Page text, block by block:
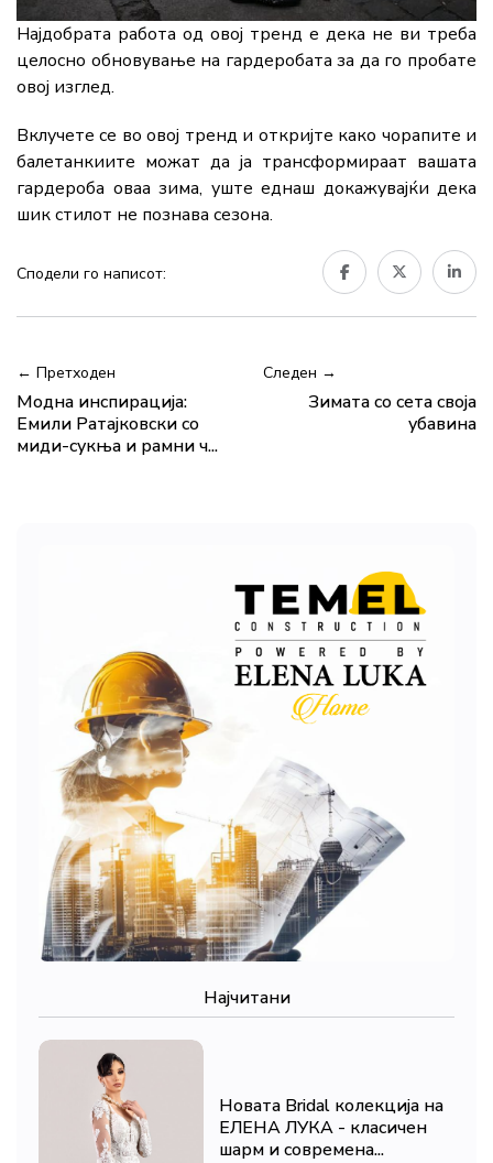
Најдобрата работа од овој тренд е дека не ви треба
целосно обновување на гардеробата за да го пробате
овој изглед.
Вклучете се во овој тренд и откријте како чорапите и
балетанкиите можат да ја трансформираат вашата
гардероба оваа зима, уште еднаш докажувајќи дека
шик стилот не познава сезона.
Сподели го написот:
← Претходен
Модна инспирација:
Емили Ратајковски со
миди-сукњa и рамни ч...
Следен →
Зимата со сета своја
убавина
Најчитани
Новата Bridal колекција на
ЕЛЕНА ЛУКА - класичен
шарм и современа...